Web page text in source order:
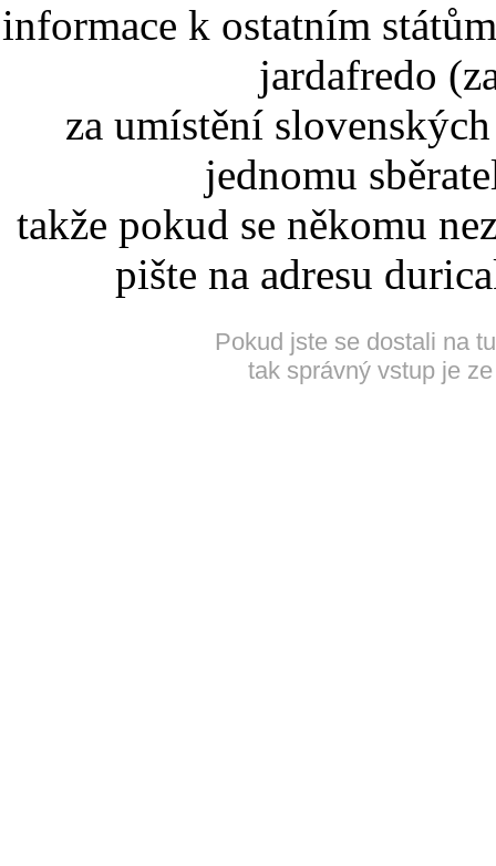
informace k ostatním
jardafredo
za umístění
jednomu
takže pokud se někomu
pište na adresu
Pokud jste se dostali na
tak správný vstup je